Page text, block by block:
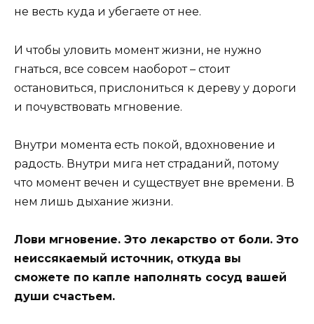
не весть куда и убегаете от нее.
И чтобы уловить момент жизни, не нужно
гнаться, все совсем наоборот – стоит
остановиться, прислониться к дереву у дороги
и почувствовать мгновение.
Внутри момента есть покой, вдохновение и
радость. Внутри мига нет страданий, потому
что момент вечен и существует вне времени. В
нем лишь дыхание жизни.
Лови мгновение. Это лекарство от боли. Это
неиссякаемый источник, откуда вы
сможете по капле наполнять сосуд вашей
души счастьем.